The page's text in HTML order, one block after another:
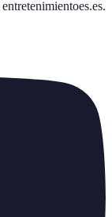
entretenimientoes.es.